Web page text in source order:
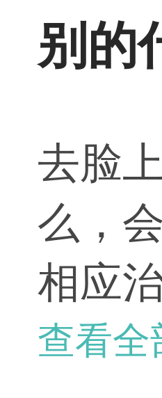
别的
去脸
么，
相应
留疤
查看全